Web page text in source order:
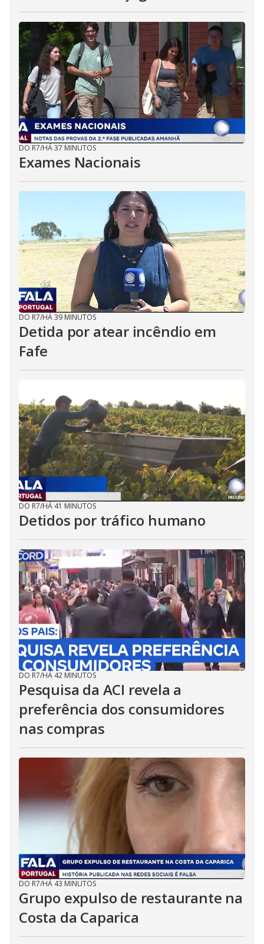
DO R7/HÁ 37 MINUTOS
Exames Nacionais
DO R7/HÁ 39 MINUTOS
Detida por atear incêndio em
Fafe
DO R7/HÁ 41 MINUTOS
Detidos por tráfico humano
DO R7/HÁ 42 MINUTOS
Pesquisa da ACI revela a
preferência dos consumidores
nas compras
DO R7/HÁ 43 MINUTOS
Grupo expulso de restaurante na
Costa da Caparica